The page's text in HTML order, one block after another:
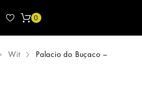
0
Wit
Palacio do Buçaco –